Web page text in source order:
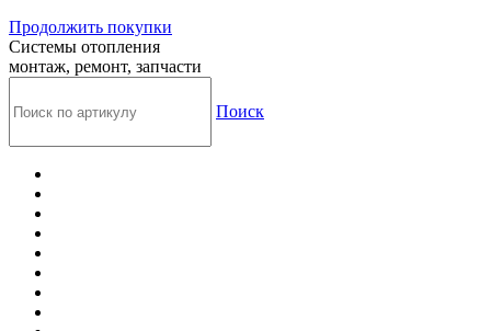
Продолжить покупки
Системы отопления
монтаж, ремонт, запчасти
Поиск